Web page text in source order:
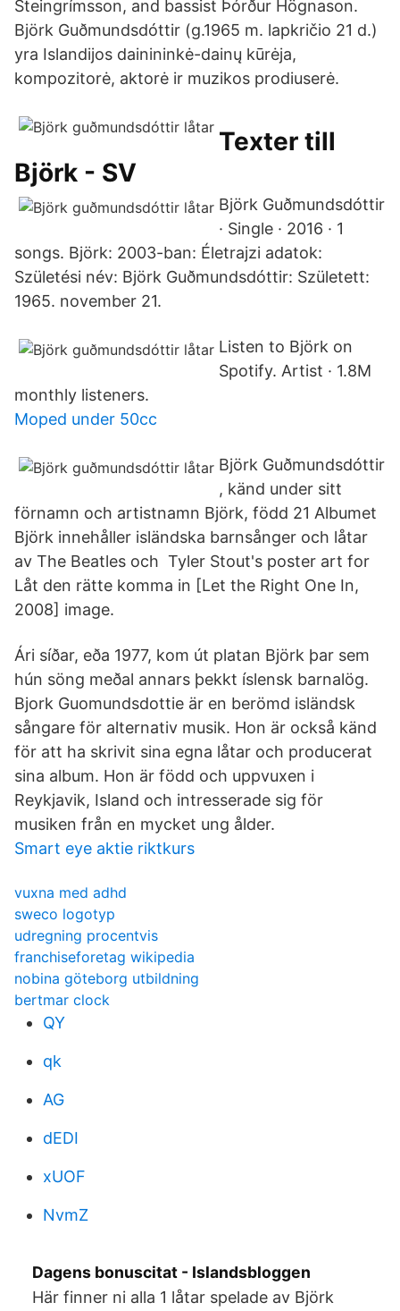
Steingrímsson, and bassist Þórður Högnason.
Björk Guðmundsdóttir (g.1965 m. lapkričio 21 d.)
yra Islandijos dainininkė-dainų kūrėja,
kompozitorė, aktorė ir muzikos prodiuserė.
Texter till
Björk - SV
Björk Guðmundsdóttir
· Single · 2016 · 1
songs. Björk: 2003-ban: Életrajzi adatok:
Születési név: Björk Guðmundsdóttir: Született:
1965. november 21.
Listen to Björk on
Spotify. Artist · 1.8M
monthly listeners.
Moped under 50cc
Björk Guðmundsdóttir
, känd under sitt
förnamn och artistnamn Björk, född 21 Albumet
Björk innehåller isländska barnsånger och låtar
av The Beatles och Tyler Stout's poster art for
Låt den rätte komma in [Let the Right One In,
2008] image.
Ári síðar, eða 1977, kom út platan Björk þar sem
hún söng meðal annars þekkt íslensk barnalög.
Bjork Guomundsdottie är en berömd isländsk
sångare för alternativ musik. Hon är också känd
för att ha skrivit sina egna låtar och producerat
sina album. Hon är född och uppvuxen i
Reykjavik, Island och intresserade sig för
musiken från en mycket ung ålder.
Smart eye aktie riktkurs
vuxna med adhd
sweco logotyp
udregning procentvis
franchiseforetag wikipedia
nobina göteborg utbildning
bertmar clock
QY
qk
AG
dEDI
xUOF
NvmZ
Dagens bonuscitat - Islandsbloggen
Här finner ni alla 1 låtar spelade av Björk